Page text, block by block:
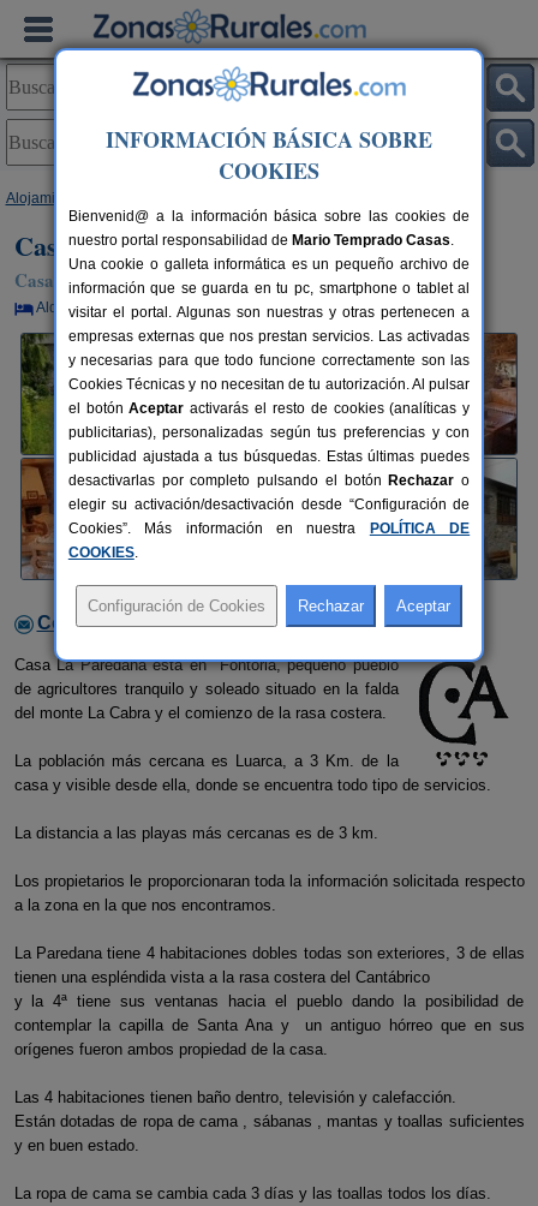
Alojamientos
Casa La Paredana
Casa Rural en Luarca / Valdés (Asturias)
Alquiler por habitaciones 6+2 plazas 85 km de Oviedo
Contactar con el alojamiento
Casa La Paredana está en Fontoria, pequeño pueblo
de agricultores tranquilo y soleado situado en la falda
del monte La Cabra y el comienzo de la rasa costera.
La población más cercana es Luarca, a 3 Km. de la
casa y visible desde ella, donde se encuentra todo tipo de servicios.
La distancia a las playas más cercanas es de 3 km.
Los propietarios le proporcionaran toda la información solicitada respecto
a la zona en la que nos encontramos.
La Paredana tiene 4 habitaciones dobles todas son exteriores, 3 de ellas
tienen una espléndida vista a la rasa costera del Cantábrico
y la 4ª tiene sus ventanas hacia el pueblo dando la posibilidad de
contemplar la capilla de Santa Ana y un antiguo hórreo que en sus
orígenes fueron ambos propiedad de la casa.
Las 4 habitaciones tienen baño dentro, televisión y calefacción.
Están dotadas de ropa de cama , sábanas , mantas y toallas suficientes
y en buen estado.
La ropa de cama se cambia cada 3 días y las toallas todos los días.
INFORMACIÓN BÁSICA SOBRE
COOKIES
Bienvenid@ a la información básica sobre las cookies de
nuestro portal responsabilidad de Mario Temprado Casas.
Una cookie o galleta informática es un pequeño archivo de
información que se guarda en tu pc, smartphone o tablet al
visitar el portal. Algunas son nuestras y otras pertenecen a
empresas externas que nos prestan servicios. Las activadas
y necesarias para que todo funcione correctamente son las
Cookies Técnicas y no necesitan de tu autorización. Al pulsar
el botónAceptar activarás el resto de cookies (analíticas y
publicitarias), personalizadas según tus preferencias y con
publicidad ajustada a tus búsquedas. Estas últimas puedes
desactivarlas por completo pulsando el botón Rechazar o
elegir su activación/desactivación desde “Configuración de
Cookies”. Más información en nuestra
POLÍTICA DE
COOKIES.